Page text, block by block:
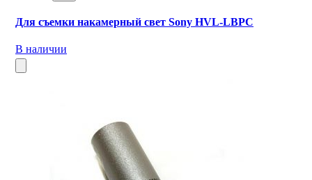
Для съемки накамерный свет Sony HVL-LBPC
В наличии